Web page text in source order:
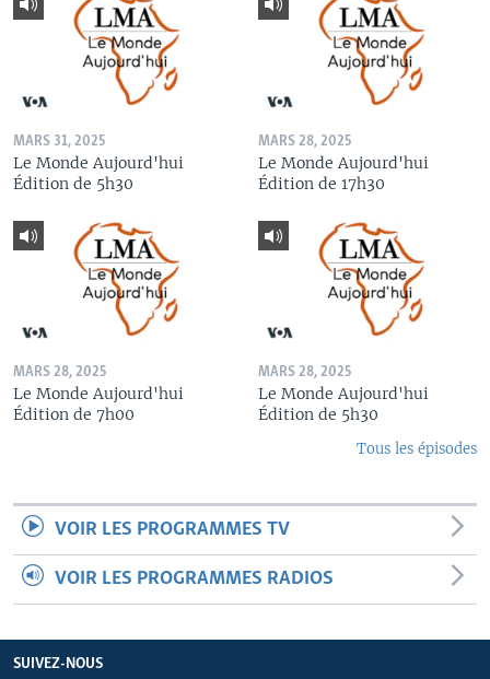
MARS 31, 2025
Le Monde Aujourd'hui
Édition de 5h30
MARS 28, 2025
Le Monde Aujourd'hui
Édition de 17h30
MARS 28, 2025
Le Monde Aujourd'hui
Édition de 7h00
MARS 28, 2025
Le Monde Aujourd'hui
Édition de 5h30
Tous les épisodes
VOIR LES PROGRAMMES TV
VOIR LES PROGRAMMES RADIOS
SUIVEZ-NOUS